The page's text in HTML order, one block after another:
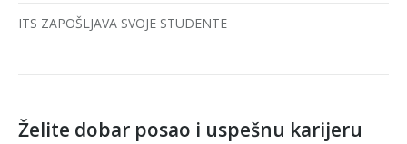
ITS ZAPOŠLJAVA SVOJE STUDENTE
Želite dobar posao i uspešnu karijeru